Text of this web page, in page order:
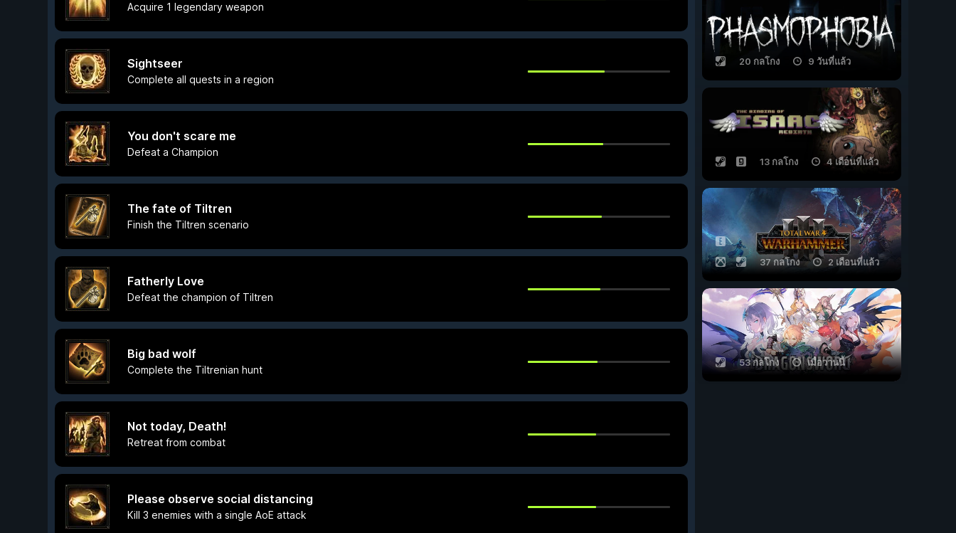
Acquire 1 legendary weapon
Sightseer
Complete all quests in a region
You don't scare me
Defeat a Champion
The fate of Tiltren
Finish the Tiltren scenario
Fatherly Love
Defeat the champion of Tiltren
Big bad wolf
Complete the Tiltrenian hunt
Not today, Death!
Retreat from combat
Please observe social distancing
Kill 3 enemies with a single AoE attack
20 กลโกง 9 วันที่แล้ว
13 กลโกง 4 เดือนที่แล้ว
37 กลโกง 2 เดือนที่แล้ว
53 กลโกง เมื่อวานนี้